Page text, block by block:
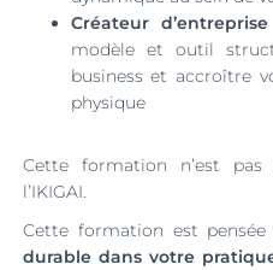
Créateur d’entreprise
modèle et outil
business et accroître
physique
Cette formation n’est
l’IKIGAI.
Cette formation est
durable dans votre